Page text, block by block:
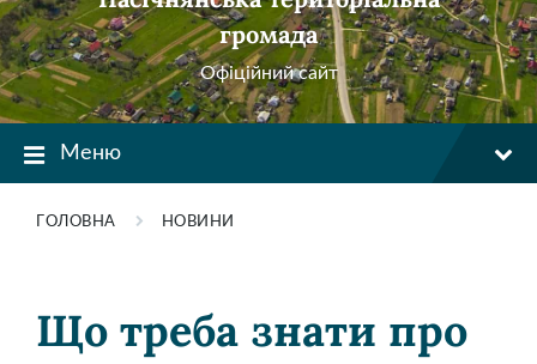
громада
Офіційний сайт
Меню
ГОЛОВНА НОВИНИ
Що треба знати про